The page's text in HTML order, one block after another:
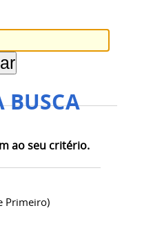
BUSCA
ao seu critério.
Primeiro)
de